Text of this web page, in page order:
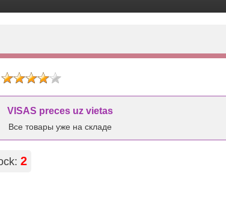
VISAS preces uz vietas
Все товары уже на складе
2